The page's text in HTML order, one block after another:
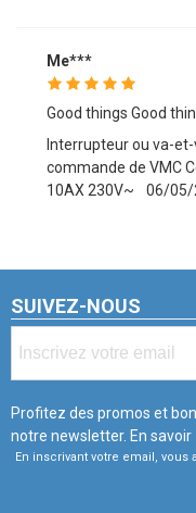
Me***
Good things Good
Interrupteur ou va-
commande de VMC
10AX 230V~
06/05/
SUIVEZ-NOUS
Profitez des promos et
notre newsletter. En savoir
En inscrivant votre email,